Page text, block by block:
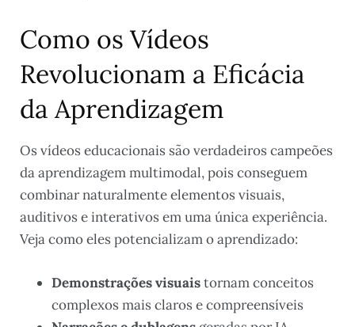
Como os Vídeos
Revolucionam a Eficácia
da Aprendizagem
Os vídeos educacionais são verdadeiros campeões
da aprendizagem multimodal, pois conseguem
combinar naturalmente elementos visuais,
auditivos e interativos em uma única experiência.
Veja como eles potencializam o aprendizado:
Demonstrações visuaistornam conceitos
complexos mais claros e compreensíveis